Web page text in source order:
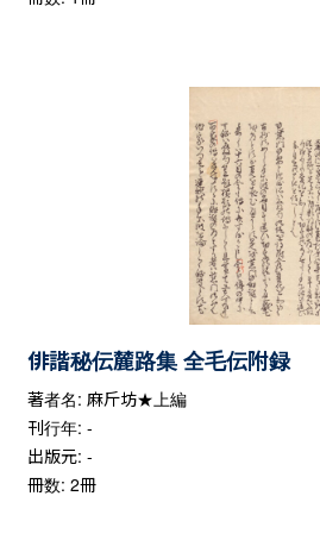
俳諧秘伝麓路集 全毛伝附録
著者名: 麻斤坊★上編
刊行年: -
出版元: -
冊数: 2冊